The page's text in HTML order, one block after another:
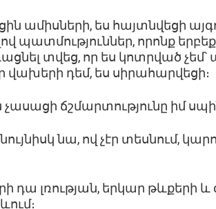
ամիսների, ես հայտնվեցի
պատմություններ, որոնք երբեք
տվեց, որ ես կոտրված
վախերի դեմ, ես սիրահարվեցի։
չասացի ճշմարտությունը իմ
նա, ով չէր տեսնում,
դա լռության, երկար թևքերի և